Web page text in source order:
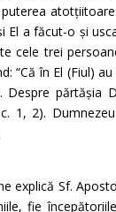
a făcut-o și
cele trei
“Că în El (Fiul)
părtășia
1, 2).
explică Sf.
fie